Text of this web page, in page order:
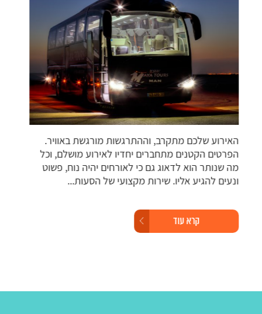
האירוע שלכם מתקרב, וההתרגשות מורגשת באוויר.
הפרטים הקטנים מתחברים יחדיו לאירוע מושלם, וכל
מה שנותר הוא לדאוג גם כי לאורחים יהיה נוח, פשוט
ונעים להגיע אליו. שירות מקצועי של הסעות...
קרא עוד